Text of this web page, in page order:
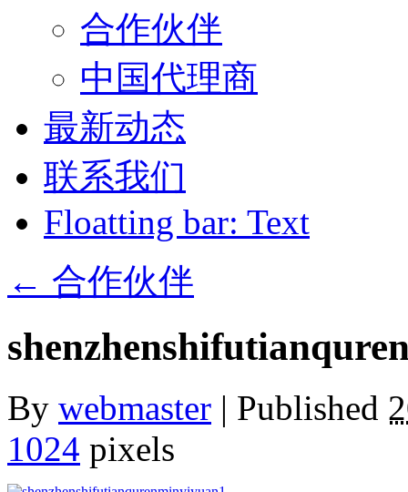
合作伙伴
中国代理商
最新动态
联系我们
Floatting bar: Text
← 合作伙伴
By webmaster | Published
1024 pixels